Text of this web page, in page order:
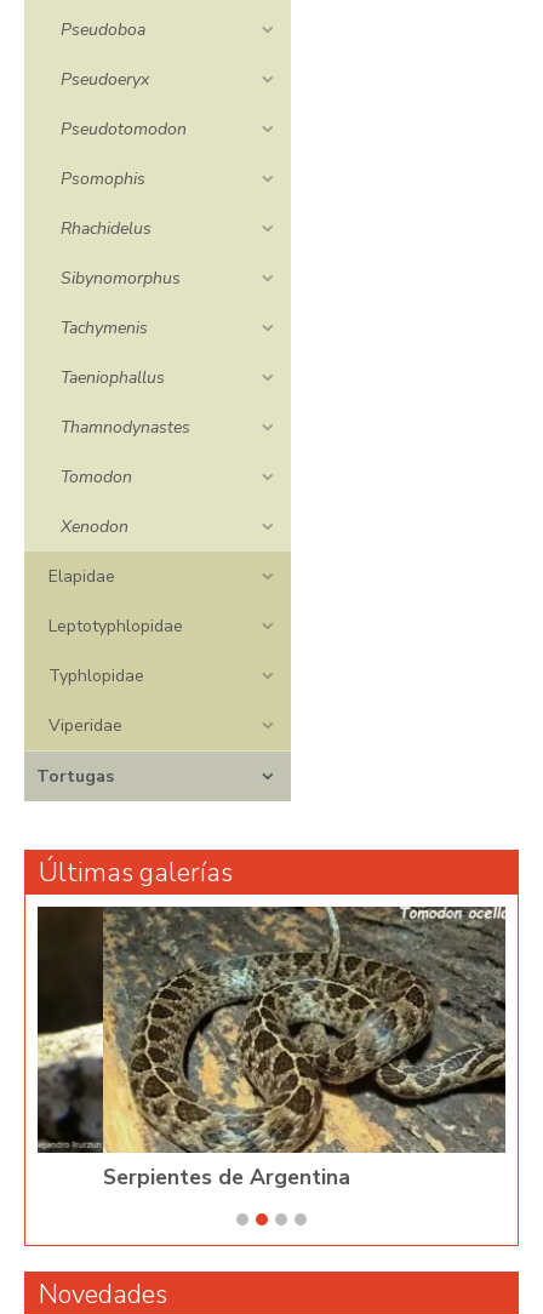
Pseudoboa
Pseudoeryx
Pseudotomodon
Psomophis
Rhachidelus
Sibynomorphus
Tachymenis
Taeniophallus
Thamnodynastes
Tomodon
Xenodon
Elapidae
Leptotyphlopidae
Typhlopidae
Viperidae
Tortugas
Últimas galerías
Serpientes de Argentina
Novedades